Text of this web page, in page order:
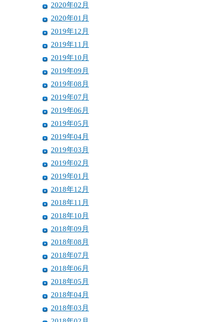
2020年02月
2020年01月
2019年12月
2019年11月
2019年10月
2019年09月
2019年08月
2019年07月
2019年06月
2019年05月
2019年04月
2019年03月
2019年02月
2019年01月
2018年12月
2018年11月
2018年10月
2018年09月
2018年08月
2018年07月
2018年06月
2018年05月
2018年04月
2018年03月